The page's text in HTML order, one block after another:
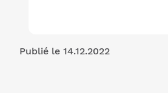
Publié le 14.12.2022